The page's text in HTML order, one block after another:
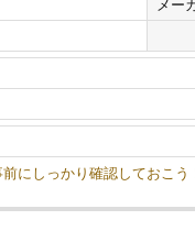
メー
にしっかり確認しておこ